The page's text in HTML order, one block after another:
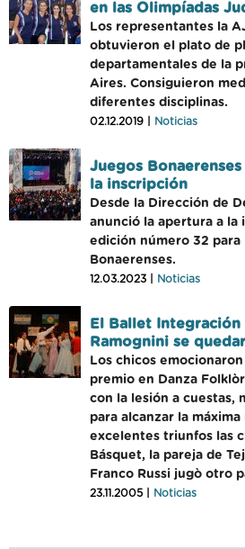
en las Olimpíadas
Los representantes la
obtuvieron el plato de
departamentales de la
Aires. Consiguieron
diferentes disciplinas.
02.12.2019 | Noticias
Juegos
la inscripción
Desde la Dirección de
anunció la apertura a la
edición número 32 para
Bonaerenses.
12.03.2023 | Noticias
El Ballet Integración
Ramognini se
Los chicos
premio en Danza
con la lesión a cuestas,
para alcanzar la
excelentes triunfos las
Básquet, la pareja de
Franco Russi jugò otro
23.11.2005 | Noticias